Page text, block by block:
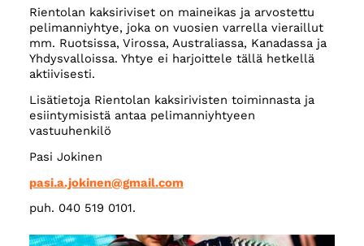
Rientolan kaksiriviset on maineikas ja arvostettu
pelimanniyhtye, joka on vuosien varrella vieraillut
mm. Ruotsissa, Virossa, Australiassa, Kanadassa ja
Yhdysvalloissa. Yhtye ei harjoittele tällä hetkellä
aktiivisesti.
Lisätietoja Rientolan kaksirivisten toiminnasta ja
esiintymisistä antaa pelimanniyhtyeen
vastuuhenkilö
Pasi Jokinen
pasi.a.jokinen@gmail.com
puh. 040 519 0101.